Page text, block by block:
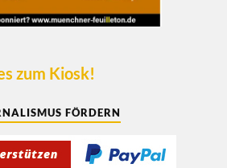
zum Kiosk!
FÖRDERN